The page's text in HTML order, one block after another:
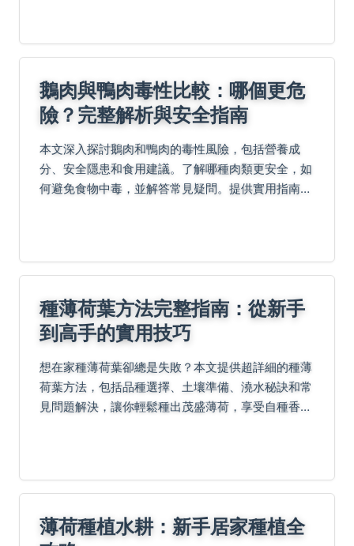
鵝肉與鴨肉毒性比較：哪個更危
險？完整解析與安全指南
本文深入探討鵝肉和鴨肉的毒性風險，包括營養成
分、安全隱患和食用建議。了解哪種肉類更安全，如
何避免食物中毒，並解答常見疑問。提供實用指南，
種薄荷葉方法完整指南：從新手
到高手的實用技巧
想在家種薄荷葉卻總是失敗？本文提供超詳細的種薄
荷葉方法，包括品種選擇、土壤準備、澆水秘訣和常
見問題解決，讓你輕鬆種出茂盛薄荷，享受自種香草
薄荷種植水耕：新手居家種植全